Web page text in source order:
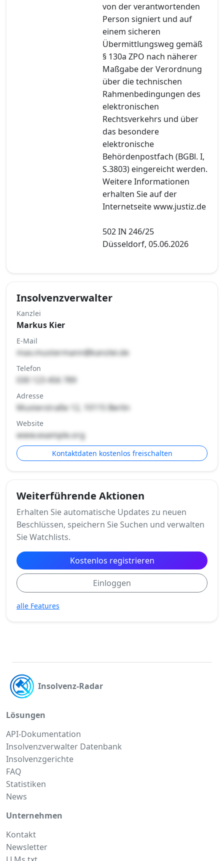
von der verantwortenden
Person signiert und auf
einem sicheren
Übermittlungsweg gemäß
§ 130a ZPO nach näherer
Maßgabe der Verordnung
über die technischen
Rahmenbedingungen des
elektronischen
Rechtsverkehrs und über
das besondere
elektronische
Behördenpostfach (BGBl. I,
S.3803) eingereicht werden.
Weitere Informationen
erhalten Sie auf der
Internetseite www.justiz.de
502 IN 246/25
Düsseldorf, 05.06.2026
Insolvenzverwalter
Kanzlei
Markus Kier
E-Mail
max.mustermann@kanzlei.de
Telefon
030 123 456 789
Adresse
Musterstraße 12, 10115 Berlin
Website
www.example.org
Kontaktdaten kostenlos freischalten
Weiterführende Aktionen
Erhalten Sie automatische Updates zu neuen
Beschlüssen, speichern Sie Suchen und verwalten
Sie Watchlists.
Kostenlos registrieren
Einloggen
alle Features
Insolvenz-Radar
Lösungen
API-Dokumentation
Insolvenzverwalter Datenbank
Insolvenzgerichte
FAQ
Statistiken
News
Unternehmen
Kontakt
Newsletter